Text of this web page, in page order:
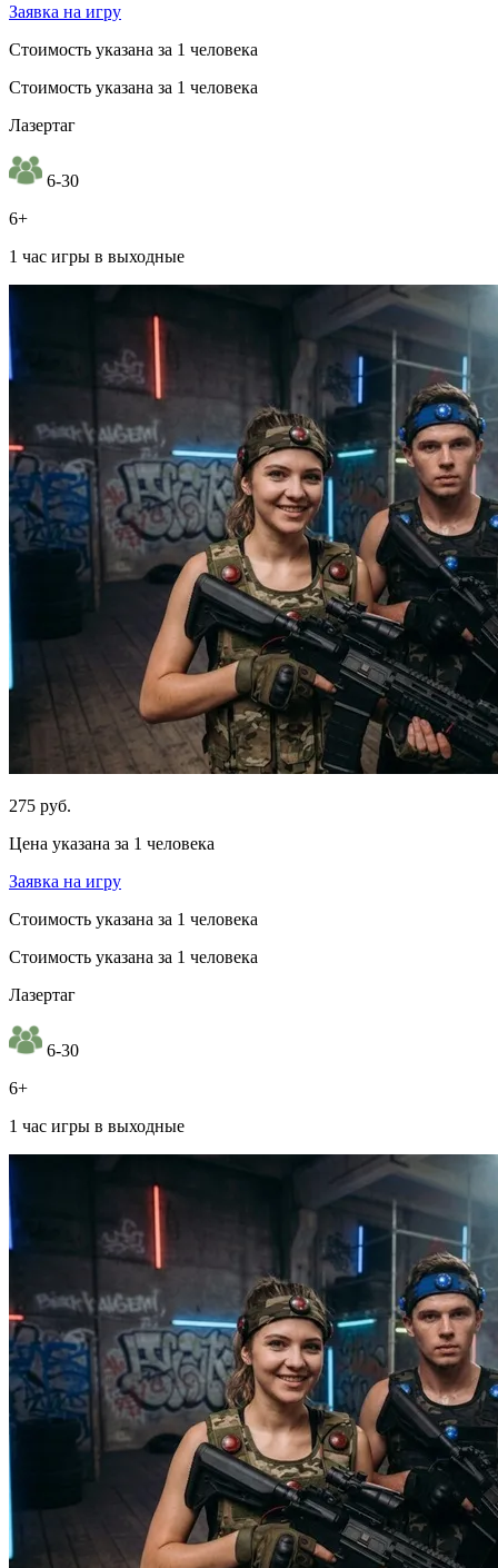
Заявка на игру
Стоимость указана за 1 человека
Стоимость указана за 1 человека
Лазертаг
6-30
6+
1 час игры в выходные
275 руб.
Цена указана за 1 человека
Заявка на игру
Стоимость указана за 1 человека
Стоимость указана за 1 человека
Лазертаг
6-30
6+
1 час игры в выходные